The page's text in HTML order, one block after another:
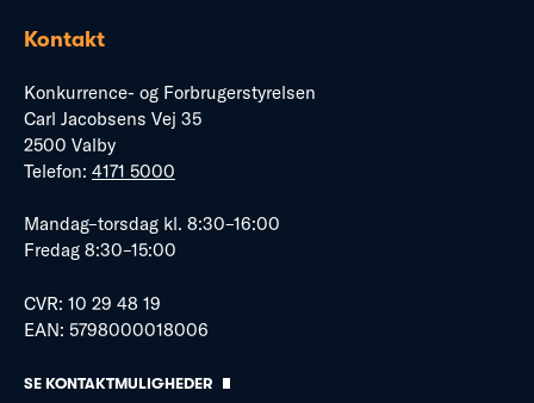
Kontakt
Konkurrence- og Forbrugerstyrelsen
Carl Jacobsens Vej 35
2500 Valby
Telefon: 4171 5000
Mandag–torsdag kl. 8:30–16:00
Fredag 8:30–15:00
CVR: 10 29 48 19
EAN: 5798000018006
SE KONTAKTMULIGHEDER